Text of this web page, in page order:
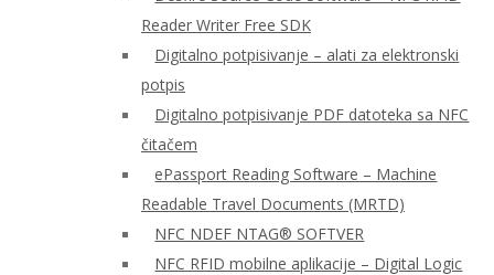
Reader Writer Free SDK
Digitalno potpisivanje – alati za elektronski
potpis
Digitalno potpisivanje PDF datoteka sa NFC
čitačem
ePassport Reading Software – Machine
Readable Travel Documents (MRTD)
NFC NDEF NTAG® SOFTVER
NFC RFID mobilne aplikacije – Digital Logic